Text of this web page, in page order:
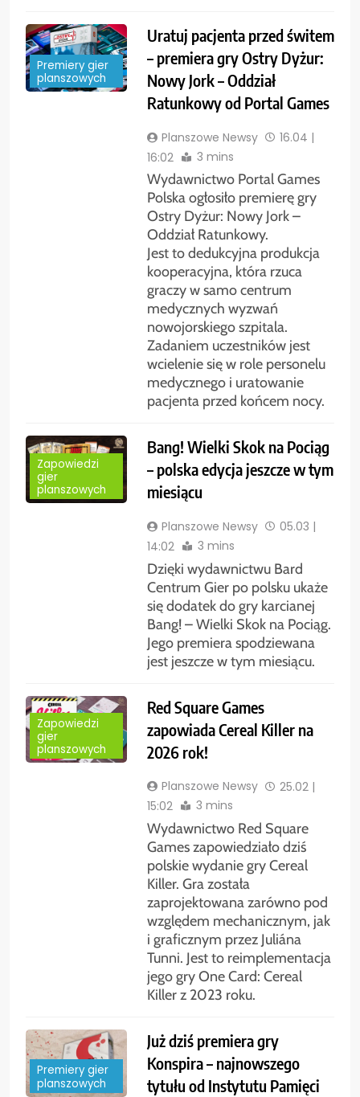
Premiery gier
planszowych
Uratuj pacjenta przed świtem
– premiera gry Ostry Dyżur:
Nowy Jork – Oddział
Ratunkowy od Portal Games
Planszowe Newsy
16.04 |
16:02
3 mins
Wydawnictwo Portal Games
Polska ogłosiło premierę gry
Ostry Dyżur: Nowy Jork –
Oddział Ratunkowy.
Jest to dedukcyjna produkcja
kooperacyjna, która rzuca
graczy w samo centrum
medycznych wyzwań
nowojorskiego szpitala.
Zadaniem uczestników jest
wcielenie się w role personelu
medycznego i uratowanie
pacjenta przed końcem nocy.
Zapowiedzi
gier
planszowych
Bang! Wielki Skok na Pociąg
– polska edycja jeszcze w tym
miesiącu
Planszowe Newsy
05.03 |
14:02
3 mins
Dzięki wydawnictwu Bard
Centrum Gier po polsku ukaże
się dodatek do gry karcianej
Bang! – Wielki Skok na Pociąg.
Jego premiera spodziewana
jest jeszcze w tym miesiącu.
Zapowiedzi
gier
planszowych
Red Square Games
zapowiada Cereal Killer na
2026 rok!
Planszowe Newsy
25.02 |
15:02
3 mins
Wydawnictwo Red Square
Games zapowiedziało dziś
polskie wydanie gry Cereal
Killer. Gra została
zaprojektowana zarówno pod
względem mechanicznym, jak
i graficznym przez Juliána
Tunni. Jest to reimplementacja
jego gry One Card: Cereal
Killer z 2023 roku.
Premiery gier
planszowych
Już dziś premiera gry
Konspira – najnowszego
tytułu od Instytutu Pamięci